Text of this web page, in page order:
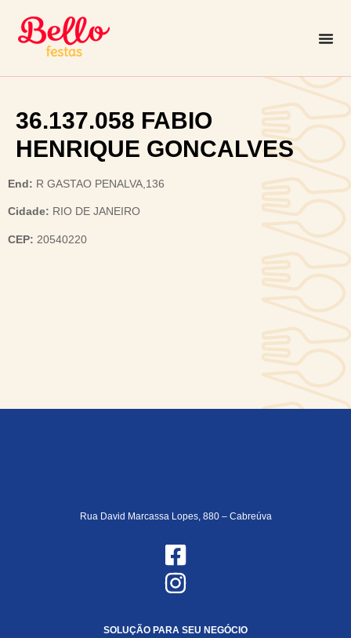
36.137.058 FABIO
HENRIQUE GONCALVES
End: R GASTAO PENALVA,136
Cidade: RIO DE JANEIRO
CEP: 20540220
Rua David Marcassa Lopes, 880 – Cabreúva
SOLUÇÃO PARA SEU NEGÓCIO